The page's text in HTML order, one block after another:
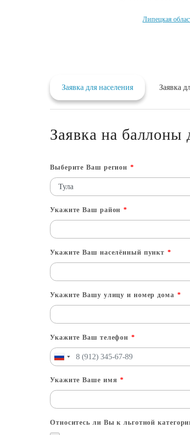
Липецкая
Заявка для населения Заявка
Заявка на баллоны
Выберите Ваш регион *
Укажите Ваш район *
Укажите Ваш населённый пункт *
Укажите Вашу улицу и номер дома *
Укажите Ваш телефон *
Укажите Ваше имя *
Относитесь ли Вы к льготной